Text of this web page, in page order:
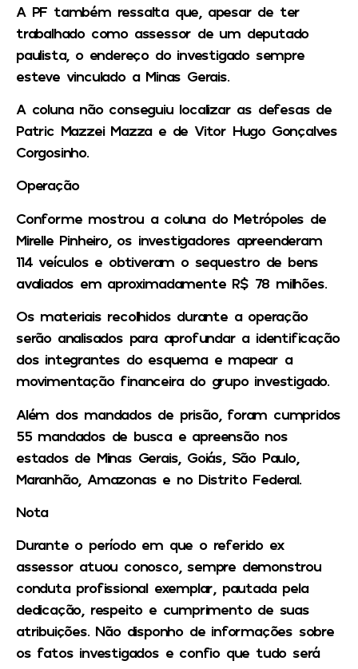
A PF também ressalta que, apesar de ter
trabalhado como assessor de um deputado
paulista, o endereço do investigado sempre
esteve vinculado a Minas Gerais.
A coluna não conseguiu localizar as defesas de
Patric Mazzei Mazza e de Vitor Hugo Gonçalves
Corgosinho.
Operação
Conforme mostrou a coluna do Metrópoles de
Mirelle Pinheiro, os investigadores apreenderam
114 veículos e obtiveram o sequestro de bens
avaliados em aproximadamente R$ 78 milhões.
Os materiais recolhidos durante a operação
serão analisados para aprofundar a identificação
dos integrantes do esquema e mapear a
movimentação financeira do grupo investigado.
Além dos mandados de prisão, foram cumpridos
55 mandados de busca e apreensão nos
estados de Minas Gerais, Goiás, São Paulo,
Maranhão, Amazonas e no Distrito Federal.
Nota
Durante o período em que o referido ex
assessor atuou conosco, sempre demonstrou
conduta profissional exemplar, pautada pela
dedicação, respeito e cumprimento de suas
atribuições. Não disponho de informações sobre
os fatos investigados e confio que tudo será